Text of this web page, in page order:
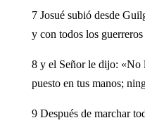
7 Josué subió desde
y con todos los guerreros
8 y el Señor le dijo: «No
puesto en tus manos;
9 Después de marchar